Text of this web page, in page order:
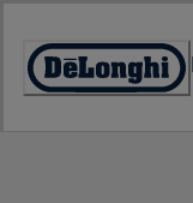
Content
Accessibility